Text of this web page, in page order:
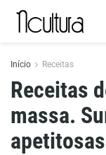
Início Receitas
Receitas
massa.